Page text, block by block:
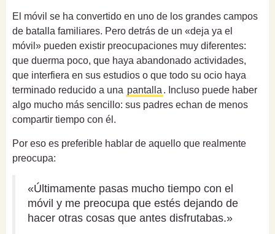
El móvil se ha convertido en uno de los grandes campos
de batalla familiares. Pero detrás de un «deja ya el
móvil» pueden existir preocupaciones muy diferentes:
que duerma poco, que haya abandonado actividades,
que interfiera en sus estudios o que todo su ocio haya
terminado reducido a una pantalla . Incluso puede haber
algo mucho más sencillo: sus padres echan de menos
compartir tiempo con él.
Por eso es preferible hablar de aquello que realmente
preocupa:
«Últimamente pasas mucho tiempo con el
móvil y me preocupa que estés dejando de
hacer otras cosas que antes disfrutabas.»